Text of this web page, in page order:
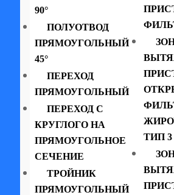
90°
ПОЛУОТВОД
ПРЯМОУГОЛЬНЫЙ
45°
ПЕРЕХОД
ПРЯМОУГОЛЬНЫЙ
ПЕРЕХОД С
КРУГЛОГО НА
ПРЯМОУГОЛЬНОЕ
СЕЧЕНИЕ
ТРОЙНИК
ПРЯМОУГОЛЬНЫЙ
ТИП 3